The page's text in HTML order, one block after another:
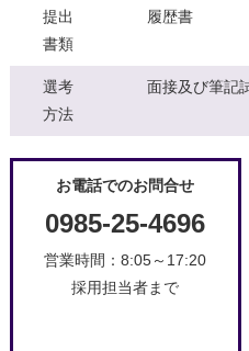
提出
書類
履歴書
選考
方法
面接及び筆記
お電話でのお問合せ
0985-25-4696
営業時間：8:05～17:20
採用担当者まで